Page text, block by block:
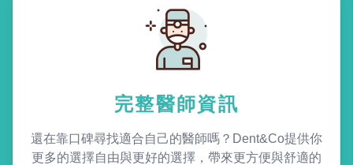
完整醫師資訊
還在靠口碑尋找適合自己的醫師嗎？Dent&Co提供你
更多的選擇自由與更好的選擇，帶來更方便與舒適的